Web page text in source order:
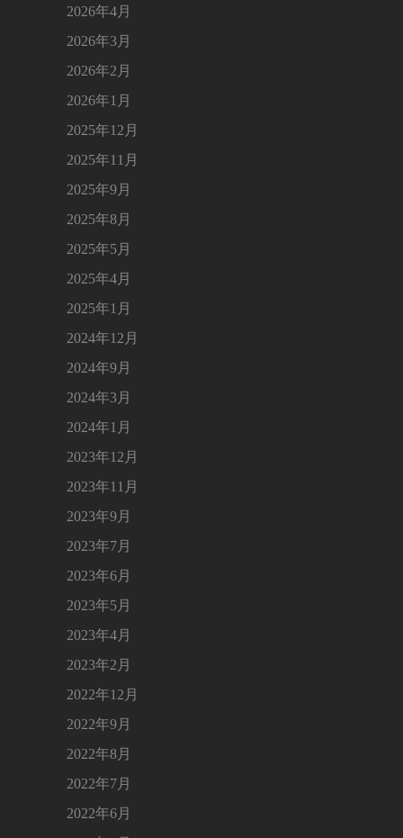
2026年4月
2026年3月
2026年2月
2026年1月
2025年12月
2025年11月
2025年9月
2025年8月
2025年5月
2025年4月
2025年1月
2024年12月
2024年9月
2024年3月
2024年1月
2023年12月
2023年11月
2023年9月
2023年7月
2023年6月
2023年5月
2023年4月
2023年2月
2022年12月
2022年9月
2022年8月
2022年7月
2022年6月